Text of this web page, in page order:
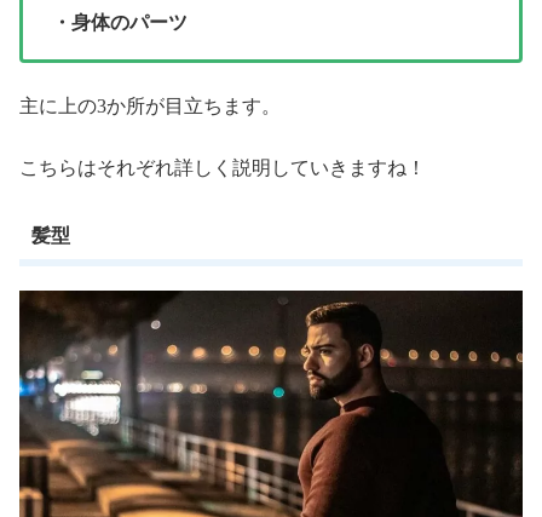
・身体のパーツ
主に上の3か所が目立ちます。
こちらはそれぞれ詳しく説明していきますね！
髪型